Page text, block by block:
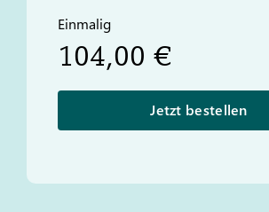
Einmalig
104,00 €
Jetzt bestellen